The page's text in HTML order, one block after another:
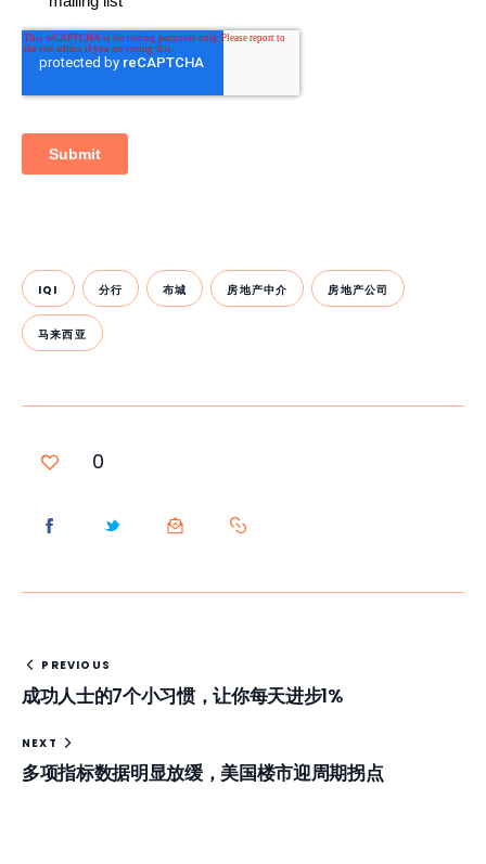
IQI 分行 布城 房地产中介 房地产公司
马来西亚
0
PREVIOUS
成功人士的7个小习惯，让你每天进步1%
NEXT
多项指标数据明显放缓，美国楼市迎周期拐点